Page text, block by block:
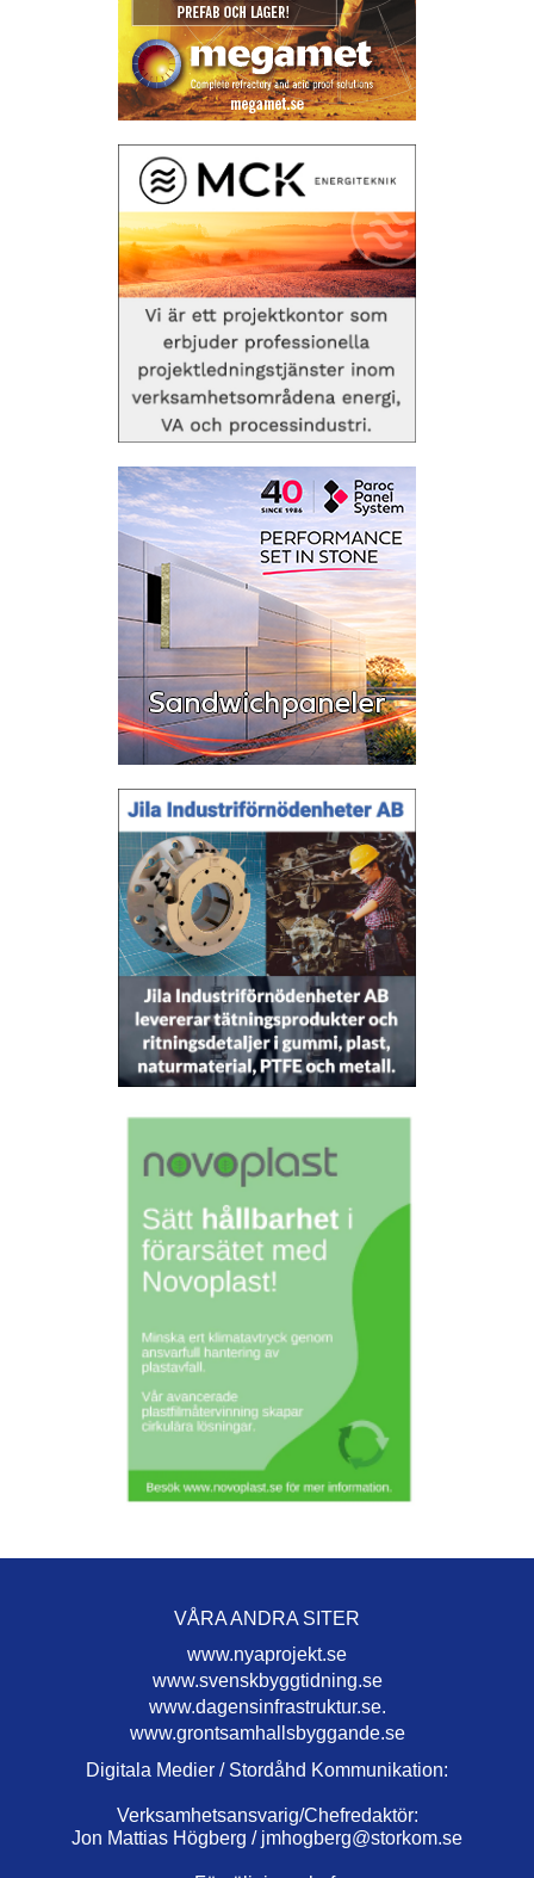
VÅRA ANDRA SITER
www.nyaprojekt.se
www.svenskbyggtidning.se
www.dagensinfrastruktur.se.
www.grontsamhallsbyggande.se
Digitala Medier / Stordåhd Kommunikation:
Verksamhetsansvarig/Chefredaktör:
Jon Mattias Högberg / jmhogberg@storkom.se